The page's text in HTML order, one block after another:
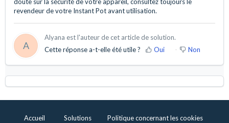
revendeur de votre Instant Pot avant utilisation.
A
Alyana est l'auteur de cet article de solution.
Cette réponse a-t-elle été utile ?
Oui Non
Accueil Solutions Politique concernant les cookies